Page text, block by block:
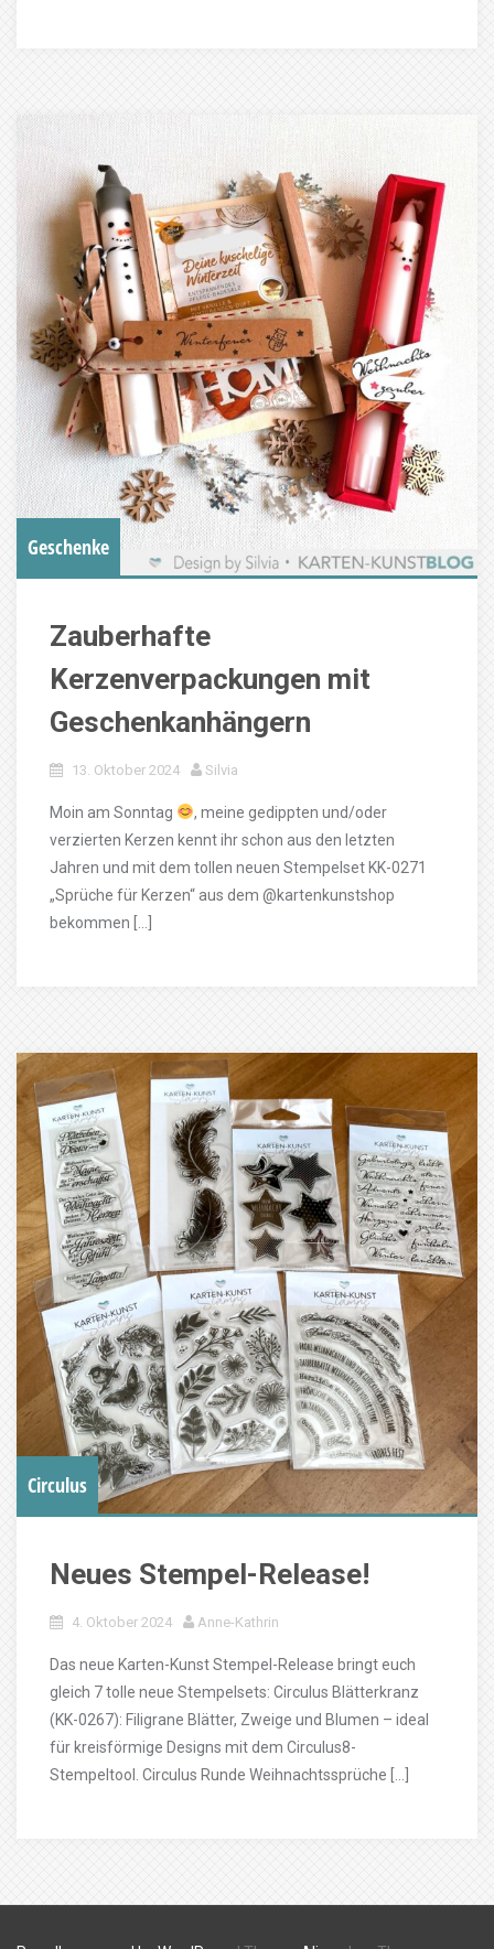
Geschenke
Zauberhafte
Kerzenverpackungen mit
Geschenkanhängern
13. Oktober 2024 Silvia
Moin am Sonntag
, meine gedippten und/oder
verzierten Kerzen kennt ihr schon aus den letzten
Jahren und mit dem tollen neuen Stempelset KK-0271
„Sprüche für Kerzen“ aus dem @kartenkunstshop
bekommen […]
Circulus
Neues Stempel-Release!
4. Oktober 2024 Anne-Kathrin
Das neue Karten-Kunst Stempel-Release bringt euch
gleich 7 tolle neue Stempelsets: Circulus Blätterkranz
(KK-0267): Filigrane Blätter, Zweige und Blumen – ideal
für kreisförmige Designs mit dem Circulus8-
Stempeltool. Circulus Runde Weihnachtssprüche […]